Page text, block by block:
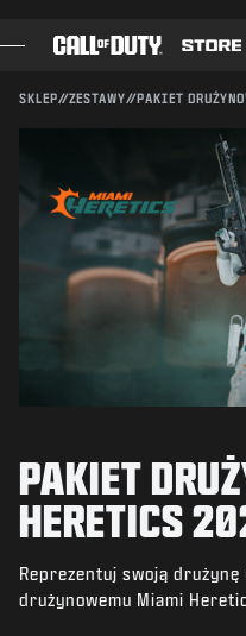
KARNET BOJOWY
CZARNA KOMÓRKA
PUNKTY COD
GRY
AKTUALNOŚCI
STORE
SKLEP//ZESTAWY//PAKIET
Kompatybilność:
Activision może w
gry, uaktualnić ją lub
PAKIET
HERETICS
Reprezentuj swoją drużynę
drużynowemu Miami